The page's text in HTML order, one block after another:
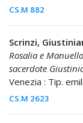
CS.M 882
Scrinzi,
Rosalia e
sacerdote
Venezia : Tip.
CS.M 2623